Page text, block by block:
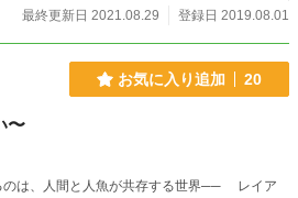
現代では世界規模の条約
いう理由で、いくつかの神社が国から保護を任
の一つだ。 そこで暮らす狼男（ウ
だけの物語。 ※Ｒ１５指定は念の
するつもりはありませんが、飲酒や喫煙シーン
最終更新日 2021.08.29
登録日 2019.08.01
お気に入り追加 20
〜
は、人間と人魚が共存する世界── レイア